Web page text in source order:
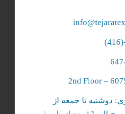
2nd Floor –
دوشنبه تا جمعه از